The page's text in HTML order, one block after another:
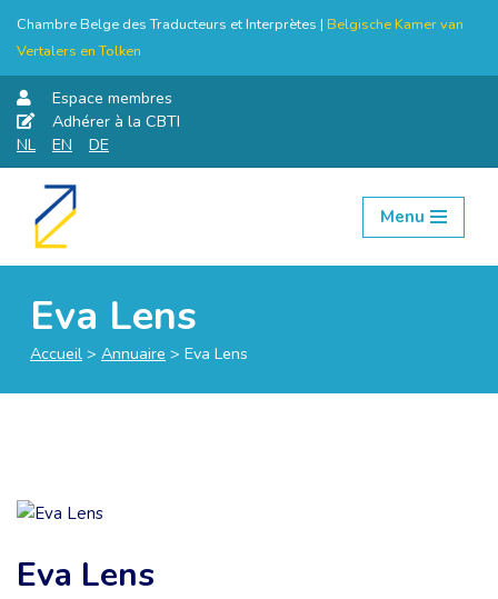
Chambre Belge des Traducteurs et Interprètes | Belgische Kamer van
Vertalers en Tolken
Espace membres
Adhérer à la CBTI
NL
EN DE
Aller
Menu
Eva Lens
Accueil > Annuaire > Eva Lens
Eva Lens